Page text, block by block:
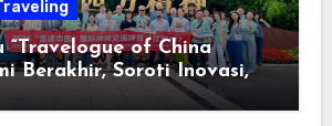
“Travelogue of China
Berakhir, Soroti Inovasi,
dan Pembangunan
pada Masyarakat